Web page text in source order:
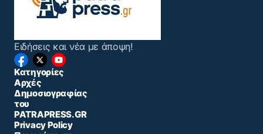
Ειδήσεις και νέα με άποψη!
Κατηγορίες
Αρχές
Δημοσιογραφίας
του
PATRAPRESS.GR
Privacy Policy